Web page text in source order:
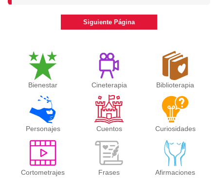
Siguiente Página
Bienestar Cineterapia Biblioterapia
Personajes Cuentos Curiosidades
Cortometrajes Frases Afirmaciones